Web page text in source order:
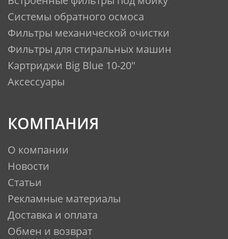
Системы обратного осмоса
Фильтры механической очистки
Фильтры для стиральных машин
Картриджи Big Blue 10-20"
Аксессуары
КОМПАНИЯ
О компании
Новости
Статьи
Рекламные материалы
Доставка и оплата
Обмен и возврат